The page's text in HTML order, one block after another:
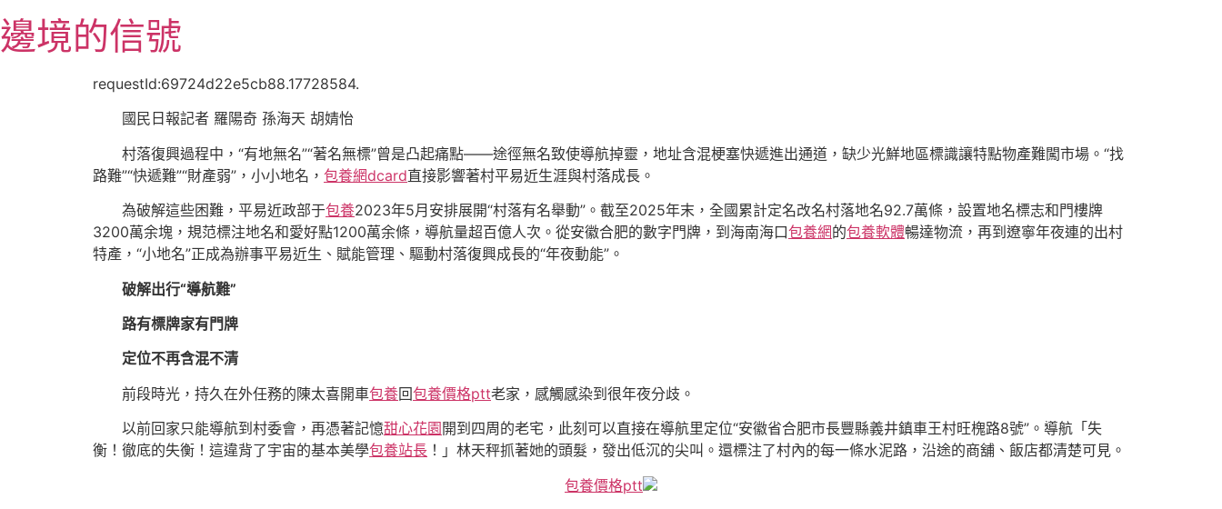
至
主
邊境的信號
requestId:69724d22e5cb88.17728584.
國民日報記者 羅陽奇 孫海天 胡婧怡
村落復興過程中，“有地無名”“著名無標”曾是凸起痛點——途徑無名致使導航掉靈，地址含混梗塞快遞進出通道，缺少光鮮地區標識讓特點物產難闖市場。“找
路難”“快遞難”“財產弱”，小小地名， 包養網dcard直接影響著村平易近生涯與村落成長。
為破解這些困難，平易近政部于包養2023年5月安排展開“村落有名舉動”。截至2025年末，全國累計定名改名村落地名92.7萬條，設置地名標志和門樓牌
3200萬余塊，規范標注地名和愛好點1200萬余條，導航量超百億人次。從安徽合肥的數字門牌，到海南海口包養網的包養軟體暢達物流，再到遼寧年夜連的出村
特產，“小地名”正成為辦事平易近生、賦能管理、驅動村落復興成長的“年夜動能”。
破解出行“導航難”
路有標牌家有門牌
定位不再含混不清
前段時光，持久在外任務的陳太喜開車包養回包養價格ptt老家，感觸感染到很年夜分歧。
以前回家只能導航到村委會，再憑著記憶甜心花園 開到四周的老宅，此刻可以直接在導航里定位“安徽省合肥市長豐縣義井鎮車王村旺槐路8號”。導航「失
衡！徹底的失衡！這違背了宇宙的基本美學包養站長 ！」林天秤抓著她的頭髮，發出低沉的尖叫。還標注了村內的每一條水泥路，沿途的商舖、飯店都清楚可見。
包養價格ptt